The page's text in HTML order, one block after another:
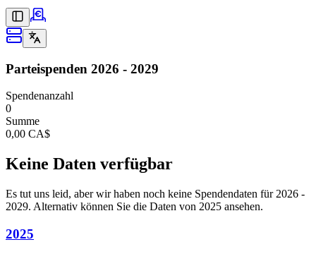
Parteispenden 2026 - 2029
Spendenanzahl
0
Summe
0,00 CA$
Keine Daten verfügbar
Es tut uns leid, aber wir haben noch keine Spendendaten für 2026 -
2029. Alternativ können Sie die Daten von 2025 ansehen.
2025